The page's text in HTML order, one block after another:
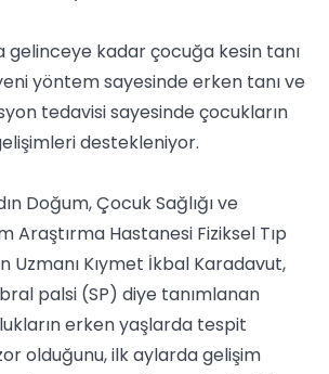
gelinceye kadar çocuğa kesin tanı
yöntem sayesinde erken tanı ve
tedavisi sayesinde çocukların
destekleniyor.
Doğum, Çocuk Sağlığı ve
Araştırma Hastanesi Fiziksel Tıp
Uzmanı Kıymet İkbal Karadavut,
palsi (SP) diye tanımlanan
erken yaşlarda tespit
olduğunu, ilk aylarda gelişim